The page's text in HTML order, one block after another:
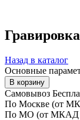
Назад в каталог
Основные
Самовывоз
По Москве (от
По МО (от МКАД